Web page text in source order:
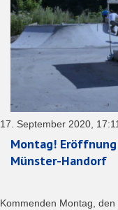
17. September 2020,
Montag!
Münster-Handorf
Kommenden Montag,